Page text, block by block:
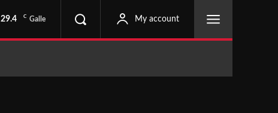
29.4 C Galle My account